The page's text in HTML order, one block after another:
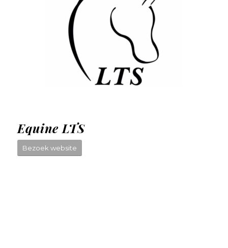
Equine LTS
Bezoek website